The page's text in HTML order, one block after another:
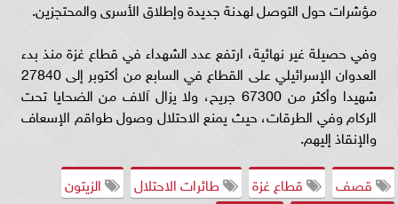
مؤشرات حول التوصل لهدنة جديدة وإطلاق الأسرى والمحتجزين.
وفي حصيلة غير نهائية، ارتفع عدد الشهداء في قطاع غزة منذ بدء
العدوان الإسرائيلي على القطاع في السابع من أكتوبر إلى 27840
شهيدا وأكثر من 67300 جريح، ولا يزال آلاف من الضحايا تحت
الركام وفي الطرقات، حيث يمنع الاحتلال وصول طواقم الإسعاف
والإنقاذ إليهم.
قصف
قطاع غزة طائرات الاحتلال
الزيتون